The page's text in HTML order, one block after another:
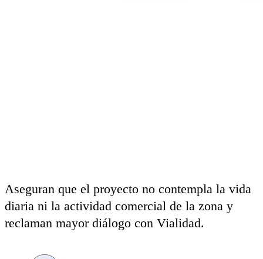
Aseguran que el proyecto no contempla la vida
diaria ni la actividad comercial de la zona y
reclaman mayor diálogo con Vialidad.